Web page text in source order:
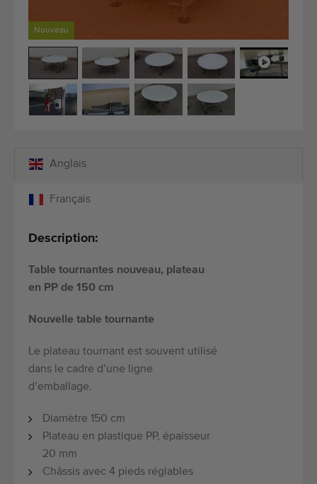
Livraison dans le monde entier
Depuis 1977
Nouveau
Français
Anglais
Description:
Table tournantes nouveau, plateau
en PP de 150 cm
Nouvelle table tournante
Le plateau tournant est souvent utilisé
dans le cadre d’une ligne
d’emballage.
Diamètre 150 cm
Plateau en plastique PP, épaisseur
20 mm
Châssis avec 4 pieds réglables